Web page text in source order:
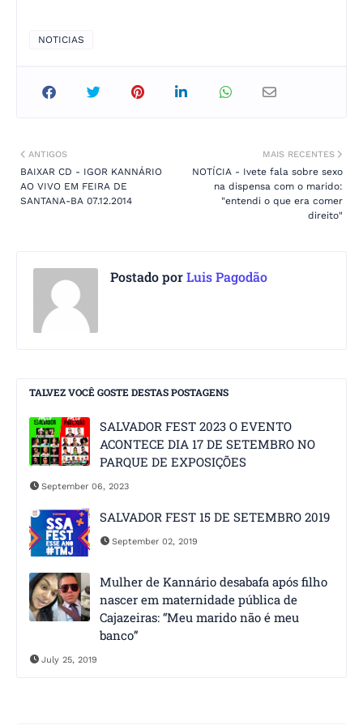
NOTICIAS
MAIS RECENTES
NOTÍCIA - Ivete fala sobre sexo
na dispensa com o marido:
"entendi o que era comer
direito"
ANTIGOS
BAIXAR CD - IGOR KANNÁRIO
AO VIVO EM FEIRA DE
SANTANA-BA 07.12.2014
Postado porLuis Pagodão
TALVEZ VOCÊ GOSTE DESTAS POSTAGENS
SALVADOR FEST 2023 O EVENTO
ACONTECE DIA 17 DE SETEMBRO NO
PARQUE DE EXPOSIÇÕES
September 06, 2023
SALVADOR FEST 15 DE SETEMBRO 2019
September 02, 2019
Mulher de Kannário desabafa após filho
nascer em maternidade pública de
Cajazeiras: “Meu marido não é meu
banco”
July 25, 2019